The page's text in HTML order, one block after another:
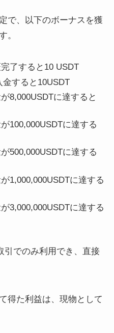
で、以下のボーナスを獲
。
了すると10 USDT
金すると10USDT
8,000USDTに達すると
100,000USDTに達する
500,000USDTに達する
1,000,000USDTに達する
3,000,000USDTに達する
引でのみ利用でき、直接
得た利益は、現物として